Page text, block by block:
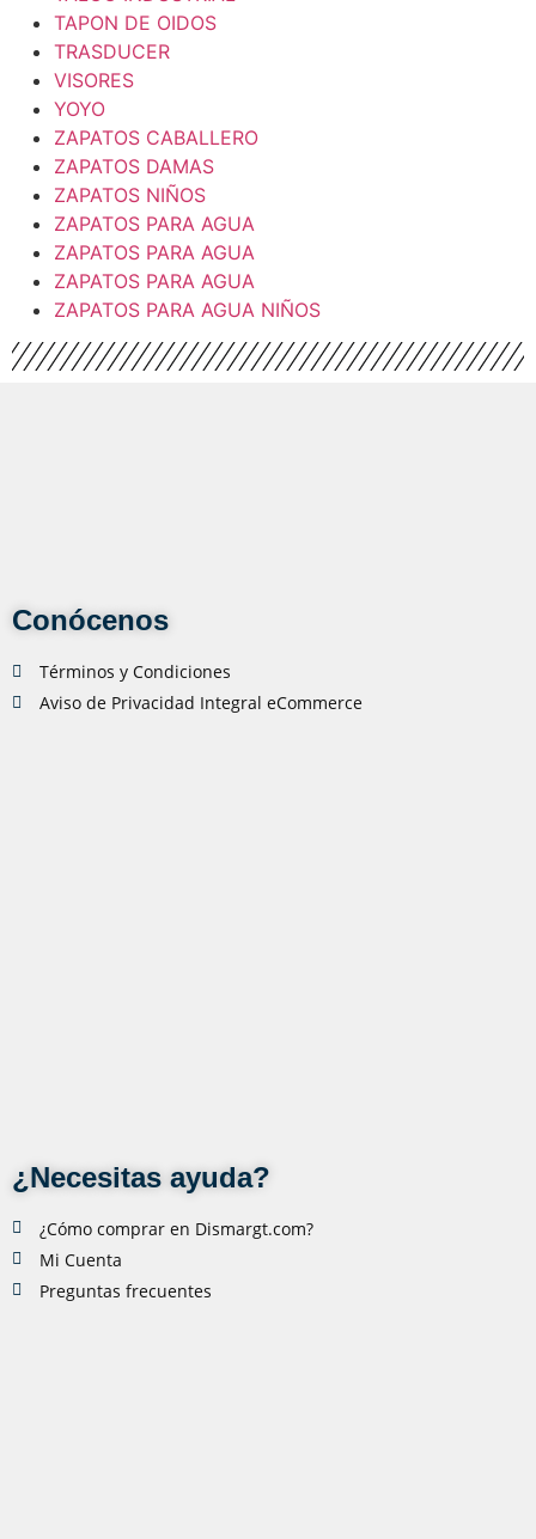
TAPON DE OIDOS
TRASDUCER
VISORES
YOYO
ZAPATOS CABALLERO
ZAPATOS DAMAS
ZAPATOS NIÑOS
ZAPATOS PARA AGUA
ZAPATOS PARA AGUA
ZAPATOS PARA AGUA
ZAPATOS PARA AGUA NIÑOS
Conócenos
Términos y Condiciones
Aviso de Privacidad Integral eCommerce
¿Necesitas ayuda?
¿Cómo comprar en Dismargt.com?
Mi Cuenta
Preguntas frecuentes